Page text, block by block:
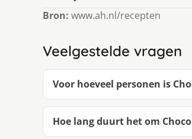
Bron: www.ah.nl/recepten
Veelgestelde vragen
Voor hoeveel personen is
Hoe lang duurt het om